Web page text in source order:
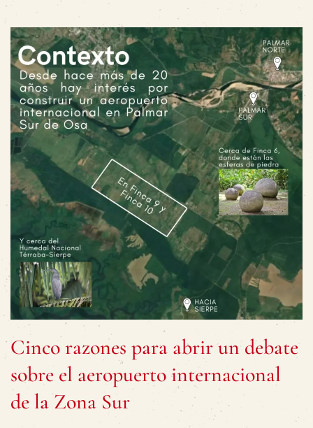
Cinco razones para abrir un debate
sobre el aeropuerto internacional
de la Zona Sur